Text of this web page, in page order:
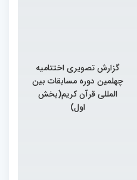
گزارش تصویری اختتامیه
چهلمین دوره مسابقات بین
المللی قرآن کریم(بخش
اول)